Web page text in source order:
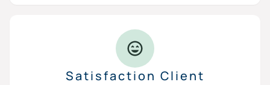
Satisfaction Client